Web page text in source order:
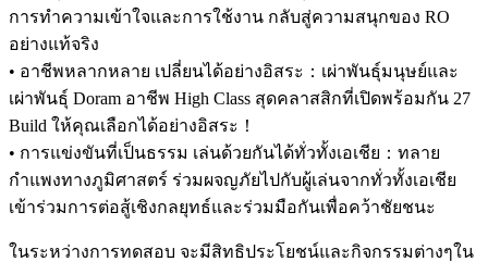
การทำความเข้าใจและการใช้งาน กลับสู่ความสนุกของ RO
อย่างแท้จริง
• อาชีพหลากหลาย เปลี่ยนได้อย่างอิสระ ： เผ่าพันธุ์มนุษย์และ
เผ่าพันธุ์ Doram อาชีพ High Class สุดคลาสสิกที่เปิดพร้อมกัน 27
Build ให้คุณเลือกได้อย่างอิสระ ！
• การแข่งขันที่เป็นธรรม เล่นด้วยกันได้ทั่วทั้งเอเชีย ： ทลาย
กำแพงทางภูมิศาสตร์ ร่วมผจญภัยไปกับผู้เล่นจากทั่วทั้งเอเชีย
เข้าร่วมการต่อสู้เชิงกลยุทธ์และร่วมมือกันเพื่อคว้าชัยชนะ
ในระหว่างการทดสอบ จะมีสิทธิประโยชน์และกิจกรรมต่างๆใน